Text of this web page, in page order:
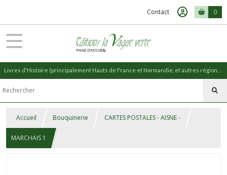
Contact 0
Accueil Bouquinerie CARTES POSTALES - AISNE -
MARCHAIS 1